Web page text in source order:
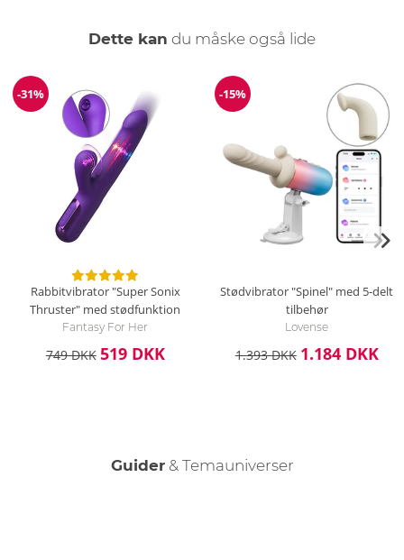
Dette kan du måske også lide
Rabat
-31%
Rabbitvibrator "Super Sonix
Thruster" med stødfunktion
Fantasy For Her
749 DKK 519 DKK
Rabat
-15%
Stødvibrator "Spinel" med 5-delt
tilbehør
Lovense
1.393 DKK 1.184 DKK
Guider& Temauniverser